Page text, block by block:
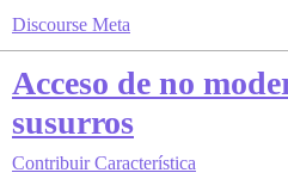
Discourse Meta
Acceso de no
susurros
Contribuir Característica